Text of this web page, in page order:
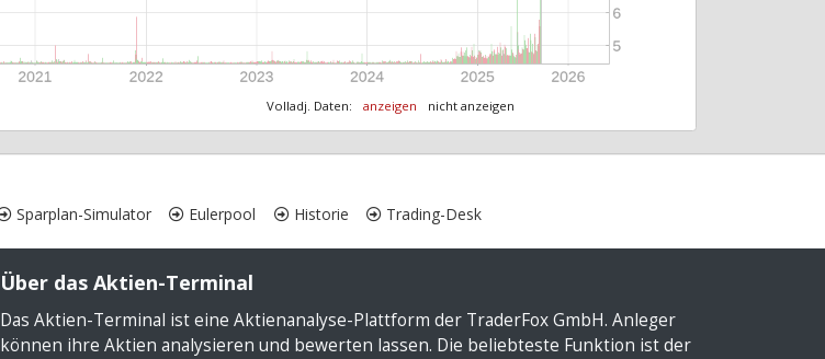
Volladj. Daten: anzeigen nicht anzeigen
Sparplan-Simulator Eulerpool Historie Trading-Desk
Über das Aktien-Terminal
Das Aktien-Terminal ist eine Aktienanalyse-Plattform der TraderFox GmbH. Anleger
können ihre Aktien analysieren und bewerten lassen. Die beliebteste Funktion ist der